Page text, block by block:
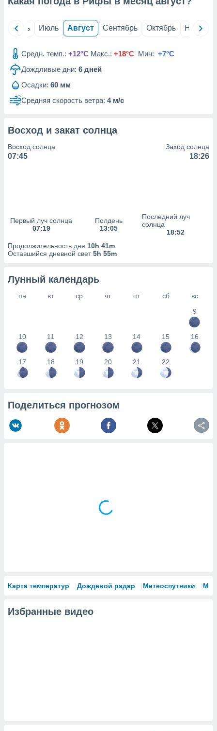
данных
Июнь Июль Август Сентябрь Октябрь Ноябрь
Средн. темп.: +12°C Макс.: +18°C Мин: +7°C
Дождливые дни: 6 дней
Осадки: 60 мм
Средняя скорость ветра: 4 м/с
Восход и закат солнца
Восход солнца
07:45
Заход солнца
18:26
Первый луч солнца
07:19
Полдень
13:05
Последний луч
солнца
18:52
Продолжительность дня 10h 41m
Оставшийся дневной свет5h 55m
Лунный календарь
пн вт ср чт пт сб
вс
9
10 11 12 13 14 15 16
17 18 19 20 21 22
Поделиться прогнозом
Карта температур Дождевой радар Метеоспутники
Избранные видео